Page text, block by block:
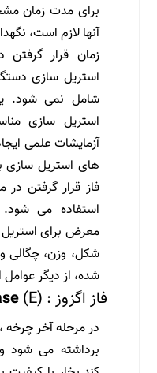
برای مدت زمان
آنها لازم است،
زمان قرار
استریل سازی
شامل نمی شود.
استریل سازی
آزمایشات علمی
های استریل سازی
فاز قرار گرفتن
استفاده می
معرض برای استریل
شکل، وزن، چگالی
شده، از دیگر
فاز اگزوز : (E)
در مرحله آخر چرخه
برداشته می